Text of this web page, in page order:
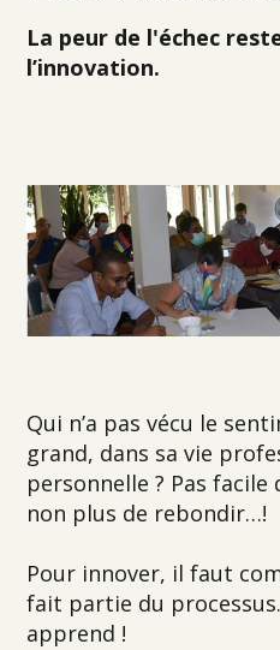
La peur de l'échec
l’innovation.
Qui n’a pas vécu le
grand, dans sa vie
personnelle ? Pas facile
non plus de rebondir…!
Pour innover, il faut
fait partie du processus.
apprend !